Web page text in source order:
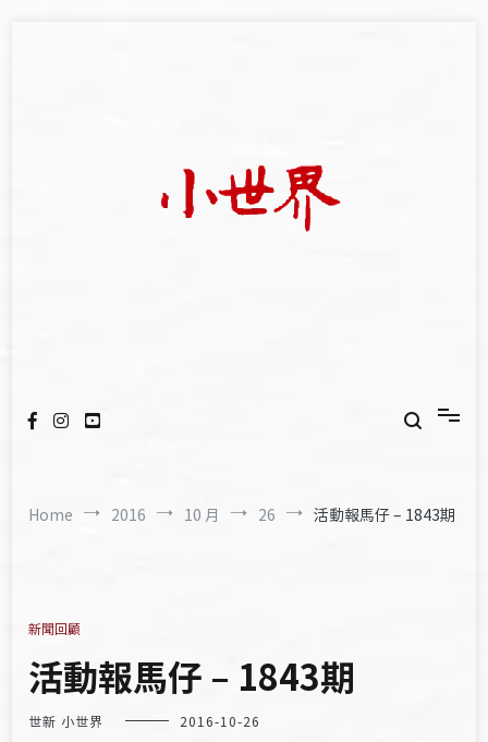
Home 2016 10 月 26 活動報馬仔 – 1843期
新聞回顧
活動報馬仔 – 1843期
世新 小世界 2016-10-26